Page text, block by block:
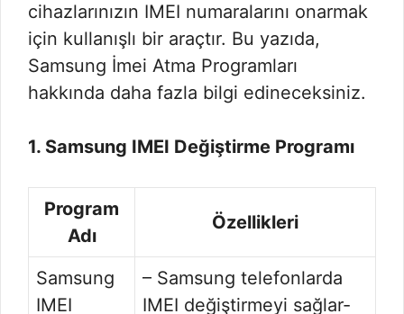
cihazlarınızın IMEI numaralarını onarmak
için kullanışlı bir araçtır. Bu yazıda,
Samsung İmei Atma Programları
hakkında daha fazla bilgi edineceksiniz.
1. Samsung IMEI Değiştirme Programı
Program
Adı
Özellikleri
Samsung
IMEI
– Samsung telefonlarda
IMEI değiştirmeyi sağlar-